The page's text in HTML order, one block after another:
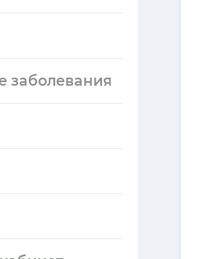
заболевания